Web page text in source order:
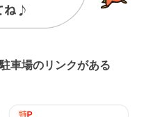
車場のリンクがある